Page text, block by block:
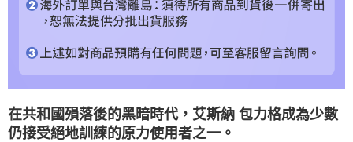
在共和國殞落後的黑暗時代，艾斯納 包力格成為少數
仍接受絕地訓練的原力使用者之一。